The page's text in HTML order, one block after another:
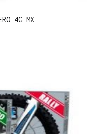
4G MX